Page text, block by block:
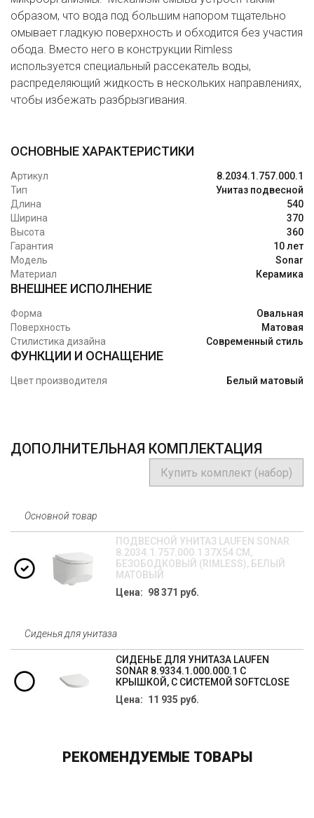
образом, что вода под большим напором тщательно
омывает гладкую поверхность и обходится без участия
обода. Вместо него в конструкции Rimlеss
используется специальный рассекатель воды,
распределяющий жидкость в нескольких направлениях,
чтобы избежать разбрызгивания.
ОСНОВНЫЕ ХАРАКТЕРИСТИКИ
Артикул
8.2034.1.757.000.1
Тип
Унитаз подвесной
Длина
540
Ширина
370
Высота
360
Гарантия
10 лет
Модель
Sonar
Материал
Керамика
ВНЕШНЕЕ ИСПОЛНЕНИЕ
Форма
Овальная
Поверхность
Матовая
Стилистика дизайна
Современный стиль
ФУНКЦИИ И ОСНАЩЕНИЕ
Цвет производителя Белый матовый
ДОПОЛНИТЕЛЬНАЯ КОМПЛЕКТАЦИЯ
Купить комплект (набор)
Основной товар
ПОДВЕСНОЙ УНИТАЗ LAUFEN SONAR
8.2034.1.757.000.1 37Х54 СМ,
БЕЗОБОДКОВЫЙ (RIMLESS), БЕЛЫЙ
МАТОВЫЙ
Цена: 98 371 руб.
Сиденья для унитаза
СИДЕНЬЕ ДЛЯ УНИТАЗА LAUFEN
SONAR 8.9334.1.000.000.1 С
КРЫШКОЙ, С СИСТЕМОЙ SOFTCLOSE
Цена: 11 935 руб.
РЕКОМЕНДУЕМЫЕ ТОВАРЫ